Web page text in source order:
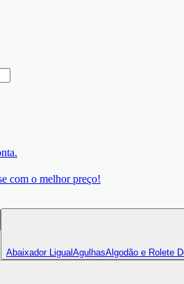
com o melhor preço!
Abaixador Ligual AgulhasAlgodão e Rolete